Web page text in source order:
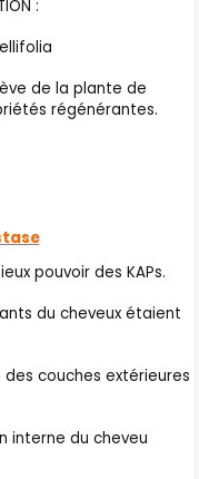
:
de la plante de
régénérantes.
pouvoir des KAPs.
du cheveux étaient
couches extérieures
interne du cheveu